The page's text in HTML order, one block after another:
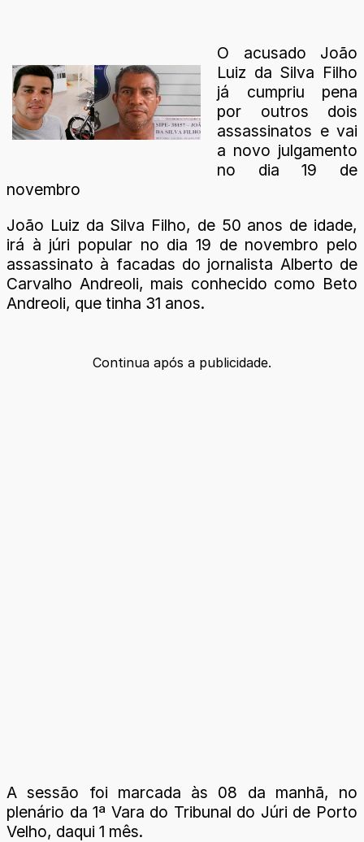
O acusado João
Luiz da Silva Filho
já cumpriu pena
por outros dois
assassinatos e vai
a novo julgamento
no dia 19 de
novembro
João Luiz da Silva Filho, de 50 anos de idade,
irá à júri popular no dia 19 de novembro pelo
assassinato à facadas do jornalista Alberto de
Carvalho Andreoli, mais conhecido como Beto
Andreoli, que tinha 31 anos.
Continua após a publicidade.
A sessão foi marcada às 08 da manhã, no
plenário da 1ª Vara do Tribunal do Júri de Porto
Velho, daqui 1 mês.